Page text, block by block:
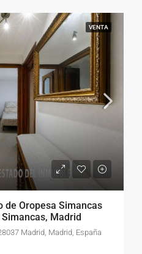
VENTA
de Oropesa Simancas
Madrid
Madrid, Madrid, España